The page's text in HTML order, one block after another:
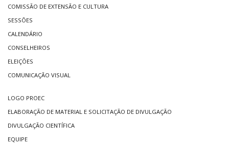
COMISSÃO DE EXTENSÃO E CULTURA
SESSÕES
CALENDÁRIO
CONSELHEIROS
ELEIÇÕES
COMUNICAÇÃO VISUAL
LOGO PROEC
ELABORAÇÃO DE MATERIAL E SOLICITAÇÃO DE DIVULGAÇÃO
DIVULGAÇÃO CIENTÍFICA
EQUIPE